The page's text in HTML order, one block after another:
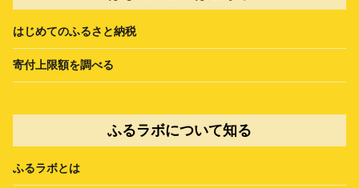
はじめてのふるさと納税
寄付上限額を調べる
ふるラボについて知る
ふるラボとは